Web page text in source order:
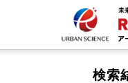
検索